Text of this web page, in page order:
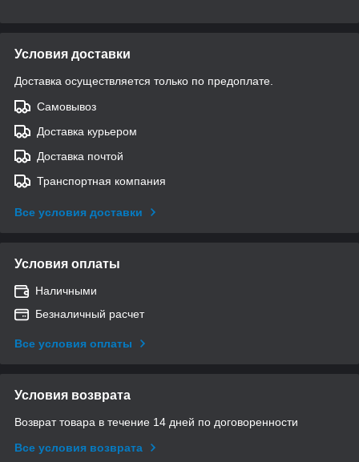
Условия доставки
Доставка осуществляется только по предоплате.
Самовывоз
Доставка курьером
Доставка почтой
Транспортная компания
Все условия доставки
Условия оплаты
Наличными
Безналичный расчет
Все условия оплаты
Условия возврата
Возврат товара в течение 14 дней по договоренности
Все условия возврата